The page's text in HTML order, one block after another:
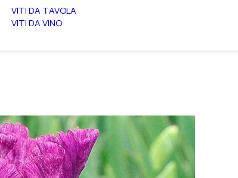
VITI DA TAVOLA
VITI DA VINO